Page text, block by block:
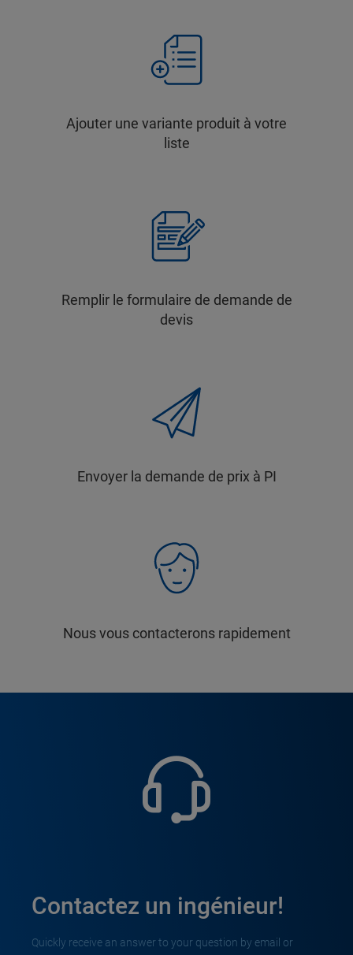
Ajouter une variante produit à votre
liste
Remplir le formulaire de demande de
devis
Envoyer la demande de prix à PI
Nous vous contacterons rapidement
Contactez un ingénieur!
Quickly receive an answer to your question by email or